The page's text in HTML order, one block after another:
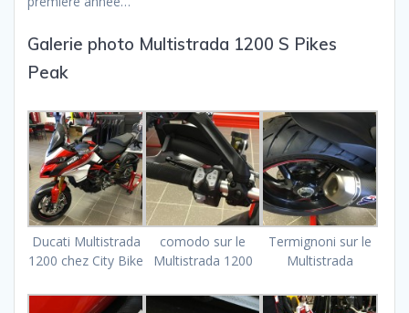
Galerie photo Multistrada 1200 S Pikes
Peak
Ducati Multistrada
1200 chez City Bike
comodo sur le
Multistrada 1200
Termignoni sur le
Multistrada